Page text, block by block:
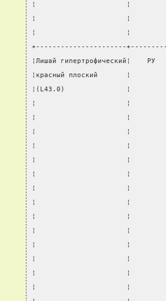
¦                      ¦
¦                      ¦
¦                      ¦
+----------------------
¦Лишай гипертрофический¦
¦красный плоский       ¦
¦(L43.0)               ¦
¦                      ¦
¦                      ¦
¦                      ¦
¦                      ¦
¦                      ¦
¦                      ¦
¦                      ¦
¦                      ¦
¦                      ¦
¦                      ¦
¦                      ¦
¦                      ¦
¦                      ¦
¦                      ¦